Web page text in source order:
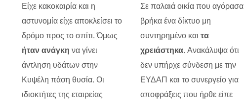
Είχε κακοκαιρία και η
αστυνομία είχε αποκλείσει το
δρόμο προς το σπίτι. Όμως
ήταν ανάγκη να γίνει
άντληση υδάτων στην
Κυψέλη πάση θυσία. Οι
ιδιοκτήτες της εταιρείας
Σε παλαιά οικία που αγόρασα
βρήκα ένα δίκτυο μη
συντηρημένο και τα
χρειάστηκα. Ανακάλυψα ότι
δεν υπήρχε σύνδεση με την
ΕΥΔΑΠ και το συνεργείο για
αποφράξεις που ήρθε είπε